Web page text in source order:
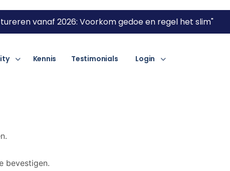
vanaf 2026: Voorkom gedoe en regel het slim"
Kennis Testimonials Login
bevestigen.